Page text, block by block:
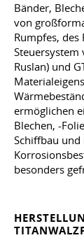
Bänder,
von
Rumpfes, des
Steuersystem
Ruslan) und
ermöglichen
Blechen, -
Schiffbau
besonders